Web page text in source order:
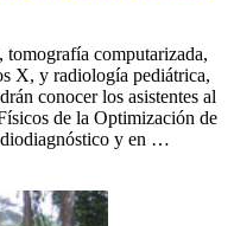
computarizada,
X, y radiología pediátrica,
conocer los asistentes al
de la Optimización de
y en …